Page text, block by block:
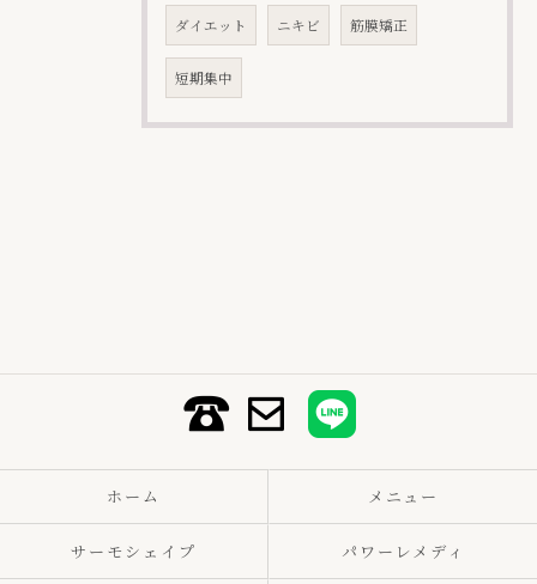
ダイエット ニキビ 筋膜矯正
短期集中
ホーム メニュー
サーモシェイプ パワーレメディ